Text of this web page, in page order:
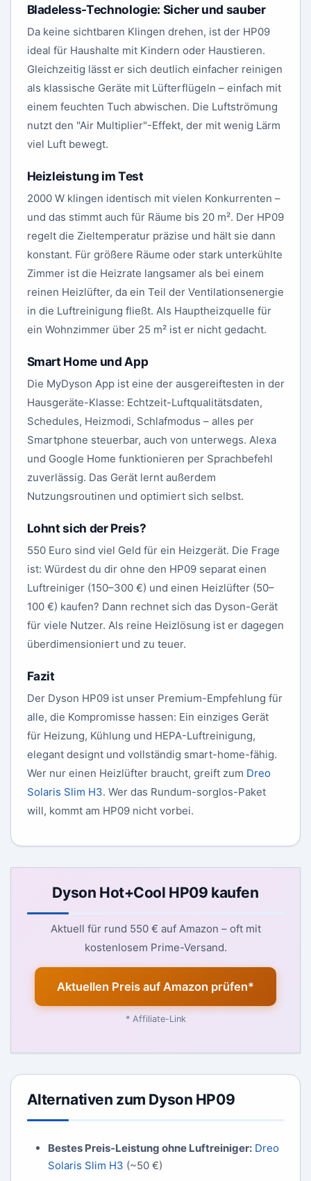
Bladeless-Technologie: Sicher und sauber
Da keine sichtbaren Klingen drehen, ist der HP09
ideal für Haushalte mit Kindern oder Haustieren.
Gleichzeitig lässt er sich deutlich einfacher reinigen
als klassische Geräte mit Lüfterflügeln – einfach mit
einem feuchten Tuch abwischen. Die Luftströmung
nutzt den "Air Multiplier"-Effekt, der mit wenig Lärm
viel Luft bewegt.
Heizleistung im Test
2000 W klingen identisch mit vielen Konkurrenten –
und das stimmt auch für Räume bis 20 m². Der HP09
regelt die Zieltemperatur präzise und hält sie dann
konstant. Für größere Räume oder stark unterkühlte
Zimmer ist die Heizrate langsamer als bei einem
reinen Heizlüfter, da ein Teil der Ventilationsenergie
in die Luftreinigung fließt. Als Hauptheizquelle für
ein Wohnzimmer über 25 m² ist er nicht gedacht.
Smart Home und App
Die MyDyson App ist eine der ausgereiftesten in der
Hausgeräte-Klasse: Echtzeit-Luftqualitätsdaten,
Schedules, Heizmodi, Schlafmodus – alles per
Smartphone steuerbar, auch von unterwegs. Alexa
und Google Home funktionieren per Sprachbefehl
zuverlässig. Das Gerät lernt außerdem
Nutzungsroutinen und optimiert sich selbst.
Lohnt sich der Preis?
550 Euro sind viel Geld für ein Heizgerät. Die Frage
ist: Würdest du dir ohne den HP09 separat einen
Luftreiniger (150–300 €) und einen Heizlüfter (50–
100 €) kaufen? Dann rechnet sich das Dyson-Gerät
für viele Nutzer. Als reine Heizlösung ist er dagegen
überdimensioniert und zu teuer.
Fazit
Der Dyson HP09 ist unser Premium-Empfehlung für
alle, die Kompromisse hassen: Ein einziges Gerät
für Heizung, Kühlung und HEPA-Luftreinigung,
elegant designt und vollständig smart-home-fähig.
Wer nur einen Heizlüfter braucht, greift zum Dreo
Solaris Slim H3. Wer das Rundum-sorglos-Paket
will, kommt am HP09 nicht vorbei.
Dyson Hot+Cool HP09 kaufen
Aktuell für rund 550 € auf Amazon – oft mit
kostenlosem Prime-Versand.
Aktuellen Preis auf Amazon prüfen*
* Affiliate-Link
Alternativen zum Dyson HP09
Bestes Preis-Leistung ohne Luftreiniger: Dreo
Solaris Slim H3 (~50 €)